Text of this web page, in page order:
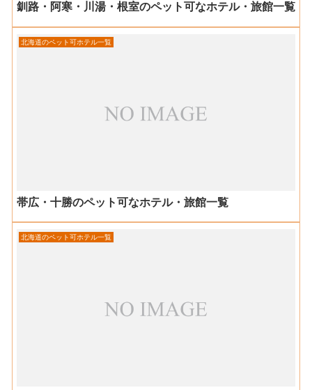
釧路・阿寒・川湯・根室のペット可なホテル・旅館一覧
北海道のペット可ホテル一覧
帯広・十勝のペット可なホテル・旅館一覧
北海道のペット可ホテル一覧